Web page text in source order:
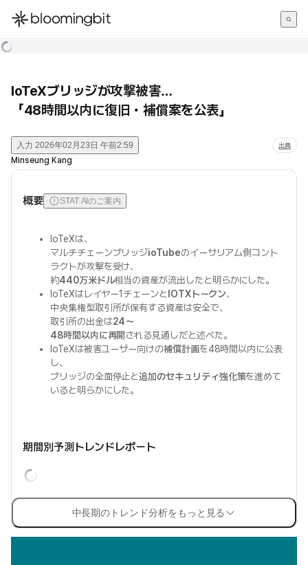
한국어
IoTeXブリッジが攻撃被害…
「48時間以内に復旧・補償案を公表」
入力 2026年02月23日 午前2:59 出典
Minseung Kang
概要 STAT AIのご案内
IoTeXは、
マルチチェーンブリッジioTubeのイーサリアム側コント
ラクトが攻撃を受け、
約440万米ドル相当の資産が流出したと明らかにした。
IoTeXはレイヤー1チェーンと IOTXトークン、
中央集権型取引所が保有する資産は安全で、
取引所の出金は24〜
48時間以内に再開される見通しだと述べた。
IoTeXは被害ユーザー向けの補償計画を48時間以内に公表
し、
ブリッジの全面停止と追加のセキュリティ強化策を進めて
いると明らかにした。
期間別予測トレンドレポート
中長期のトレンド分析をもっと見る